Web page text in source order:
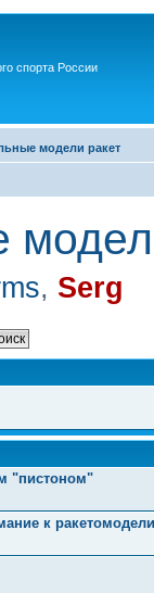
спорта России
модели ракет
, Serg
"пистоном"
к